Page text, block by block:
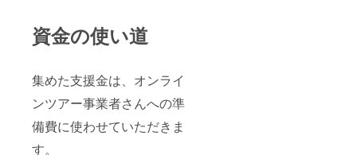
資金の使い道
集めた支援金は、オンライ
ンツアー事業者さんへの準
備費に使わせていただきま
す。